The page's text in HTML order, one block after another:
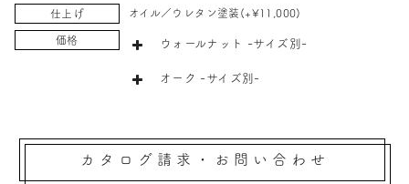
仕上げ オイル／ウレタン塗装(+¥11,000)
価格 ウォールナット -サイズ別-
オーク -サイズ別-
カタログ請求・お問い合わせ